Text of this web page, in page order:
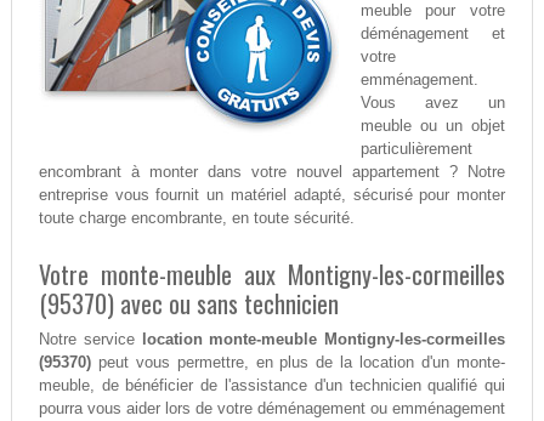
meuble pour votre
déménagement et
votre
emménagement.
Vous avez un
meuble ou un objet
particulièrement
encombrant à monter dans votre nouvel appartement ? Notre
entreprise vous fournit un matériel adapté, sécurisé pour monter
toute charge encombrante, en toute sécurité.
Votre monte-meuble aux Montigny-les-cormeilles
(95370) avec ou sans technicien
Notre service
location monte-meuble Montigny-les-cormeilles
(95370)peut vous permettre, en plus de la location d'un monte-
meuble, de bénéficier de l'assistance d'un technicien qualifié qui
pourra vous aider lors de votre déménagement ou emménagement